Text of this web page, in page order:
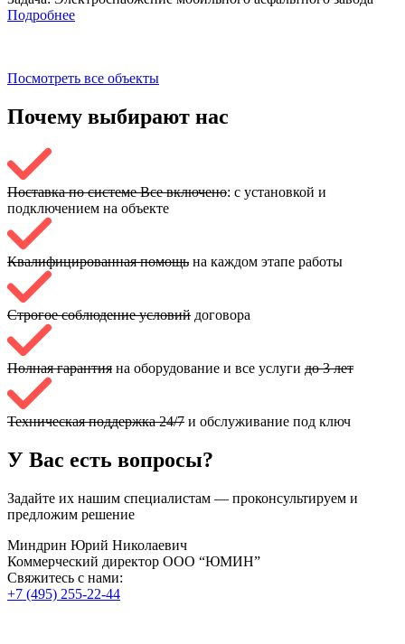
Подробнее
Посмотреть все объекты
Почему выбирают нас
Поставка по системе Все включено: с установкой и
подключением на объекте
Квалифицированная помощь на каждом этапе работы
Строгое соблюдение условий договора
Полная гарантия на оборудование и все услуги до 3 лет
Техническая поддержка 24/7 и обслуживание под ключ
У Вас есть вопросы?
Задайте их нашим специалистам — проконсультируем и
предложим решение
Миндрин Юрий Николаевич
Коммерческий директор ООО “ЮМИН”
Свяжитесь с нами:
+7 (495) 255-22-44